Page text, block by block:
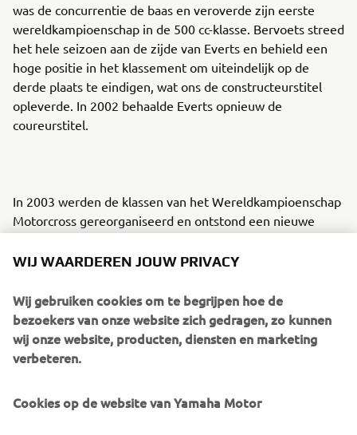
was de concurrentie de baas en veroverde zijn eerste
wereldkampioenschap in de 500 cc-klasse. Bervoets streed
het hele seizoen aan de zijde van Everts en behield een
hoge positie in het klassement om uiteindelijk op de
derde plaats te eindigen, wat ons de constructeurstitel
opleverde. In 2002 behaalde Everts opnieuw de
coureurstitel.
In 2003 werden de klassen van het Wereldkampioenschap
Motorcross gereorganiseerd en ontstond een nieuwe
In de MXGP mochten zowel 250 cc 2-takt machines als
(MX2 vanaf 2004) streden 250 cc 4-takt motoren met 125
cc 2-takt machines en in de nieuwe 650 cc-klasse (MX3
vanaf 2004) streden 650 cc 4-takt moteren en 500 cc 2-
takt motoren tegen elkaar.
superioriteit met Everts. Dit was gebaseerd op gedegen
WIJ WAARDEREN JOUW PRIVACY
Wij gebruiken cookies om te begrijpen hoe de
bezoekers van onze website zich gedragen, zo kunnen
wij onze website, producten, diensten en marketing
verbeteren.
Cookies op de website van Yamaha Motor